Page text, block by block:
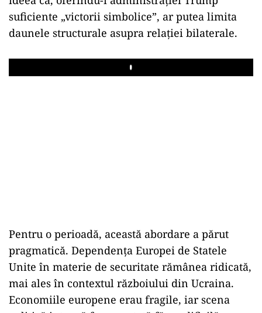
suficiente „victorii simbolice”, ar putea limita
daunele structurale asupra relației bilaterale.
Play
Pentru o perioadă, această abordare a părut
pragmatică. Dependența Europei de Statele
Unite în materie de securitate rămânea ridicată,
mai ales în contextul războiului din Ucraina.
Economiile europene erau fragile, iar scena